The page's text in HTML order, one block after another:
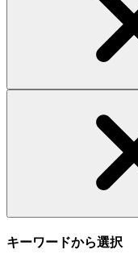
キーワードから選択